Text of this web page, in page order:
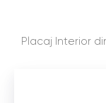
Placaj Interior